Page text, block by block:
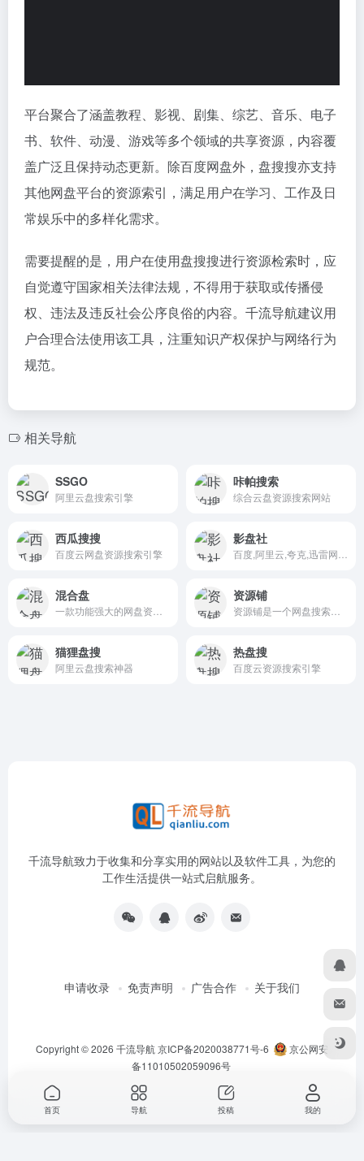
平台聚合了涵盖教程、影视、剧集、综艺、音乐、电子
书、软件、动漫、游戏等多个领域的共享资源，内容覆
盖广泛且保持动态更新。除百度网盘外，盘搜搜亦支持
其他网盘平台的资源索引，满足用户在学习、工作及日
常娱乐中的多样化需求。
需要提醒的是，用户在使用盘搜搜进行资源检索时，应
自觉遵守国家相关法律法规，不得用于获取或传播侵
权、违法及违反社会公序良俗的内容。千流导航建议用
户合理合法使用该工具，注重知识产权保护与网络行为
规范。
相关导航
SSGO
阿里云盘搜索引擎
咔帕搜索
综合云盘资源搜索网站
西瓜搜搜
百度云网盘资源搜索引擎
影盘社
混合盘 资源铺
猫狸盘搜
阿里云盘搜索神器
热盘搜
百度云资源搜索引擎
千流导航致力于收集和分享实用的网站以及软件工具，为您的
工作生活提供一站式启航服务。
申请收录 免责声明 广告合作 关于我们
Copyright © 2026 千流导航京ICP备2020038771号-6
京公网安
备11010502059096号
首页 导航 投稿 我的